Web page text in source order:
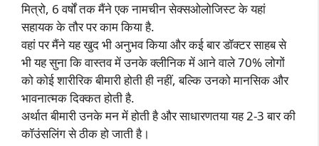
मित्रो, 6 वर्षों तक मैंने एक नामचीन सेक्सओलोजिस्ट के यहां
सहायक के तौर पर काम किया है.
वहां पर मैंने यह खुद भी अनुभव किया और कई बार डॉक्टर साहब से
भी यह सुना कि वास्तव में उनके क्लीनिक में आने वाले 70% लोगों
को कोई शारीरिक बीमारी होती ही नहीं, बल्कि उनको मानसिक और
भावनात्मक दिक्कत होती है.
अर्थात बीमारी उनके मन में होती है और साधारणतया यह 2-3 बार की
कॉउंसलिंग से ठीक हो जाती है।